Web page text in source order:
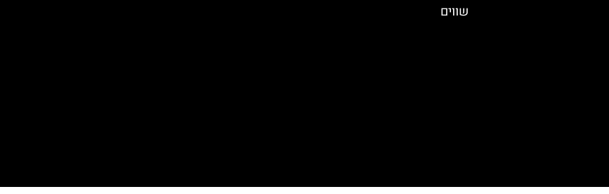
שווים